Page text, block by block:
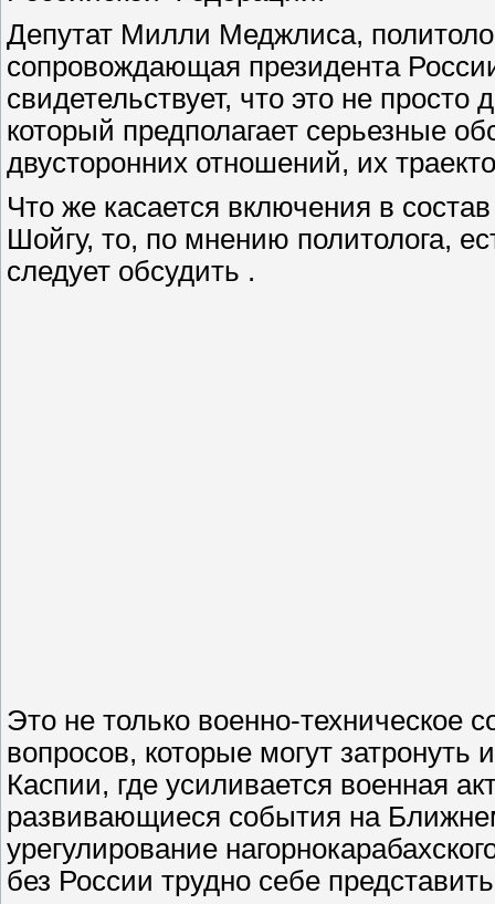
Депутат Милли Меджлиса,
сопровождающая президента
свидетельствует, что это не
который предполагает серьезные
двусторонних отношений, их
Что же касается включения в
Шойгу, то, по мнению политолога,
следует обсудить .
Это не только военно-техническое
вопросов, которые могут
Каспии, где усиливается военная
развивающиеся события на
урегулирование
без России трудно себе